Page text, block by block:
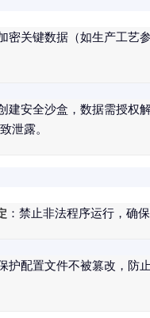
密关键数据（如生产工艺
建安全沙盒，数据需授权
泄露。
：禁止非法程序运行，确
护配置文件不被篡改，防